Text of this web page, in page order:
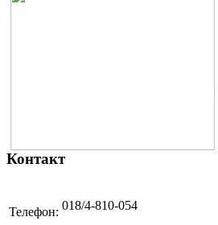
Контакт
Телефон: 018/4-810-054